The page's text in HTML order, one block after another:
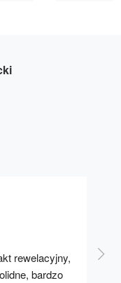
rewelacyjny,
bardzo
A